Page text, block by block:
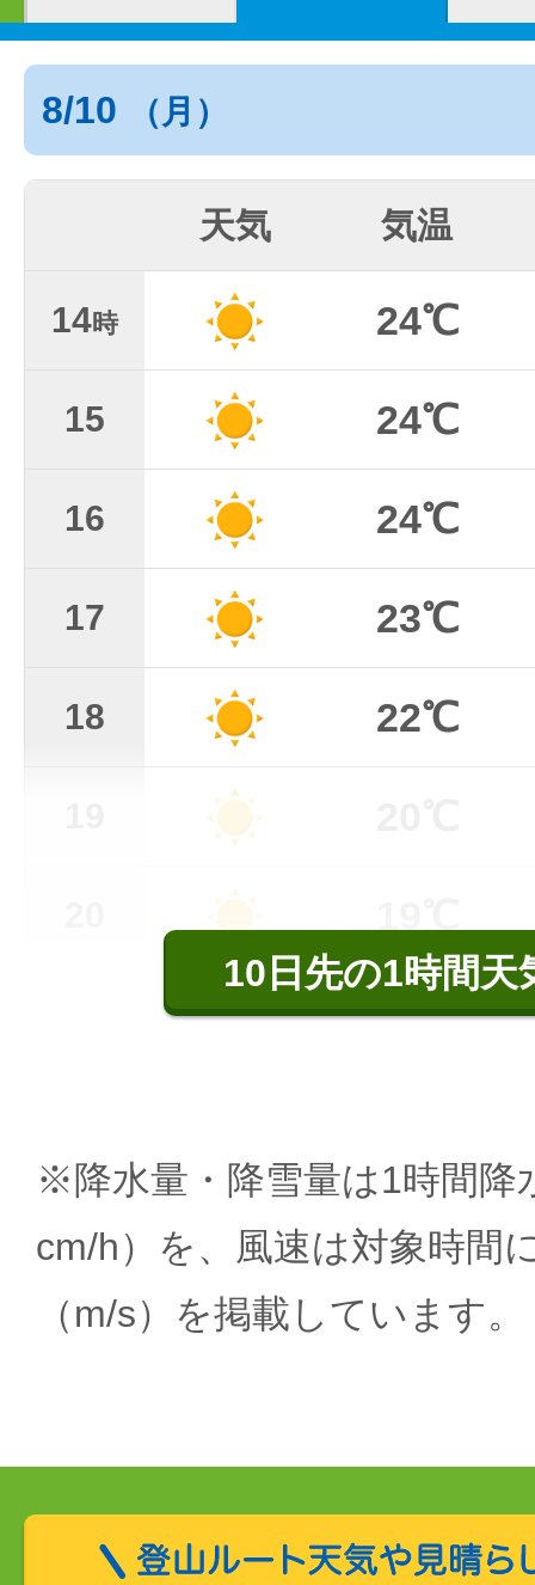
8/10 （月）
天気 気温
14時 24℃
15 24℃
16 24℃
17 23℃
18 22℃
10日先の1時間天
※降水量・降雪量は1時間降
cm/h）を、風速は対象時間
（m/s）を掲載しています。